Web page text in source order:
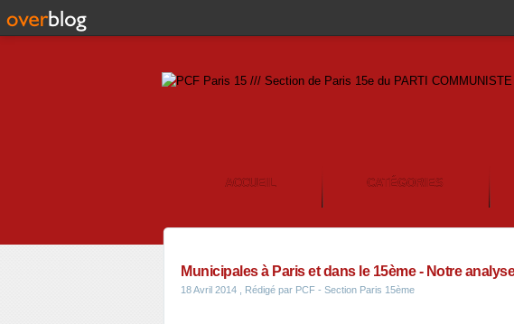
ACCUEIL CATÉGORIES
Municipales à Paris et dans le 15ème - Notre
18 Avril 2014 , Rédigé par PCF - Section Paris 15ème